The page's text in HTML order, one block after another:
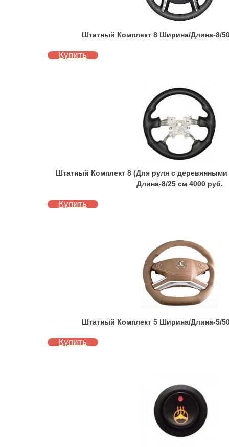
Штатный Комплект 8 Ширина/Длина-8/
Купить
Штатный Комплект 8 (Для руля с
Длина-8/25 см 4000 руб.
Купить
Штатный Комплект 5 Ширина/Длина-5/
Купить